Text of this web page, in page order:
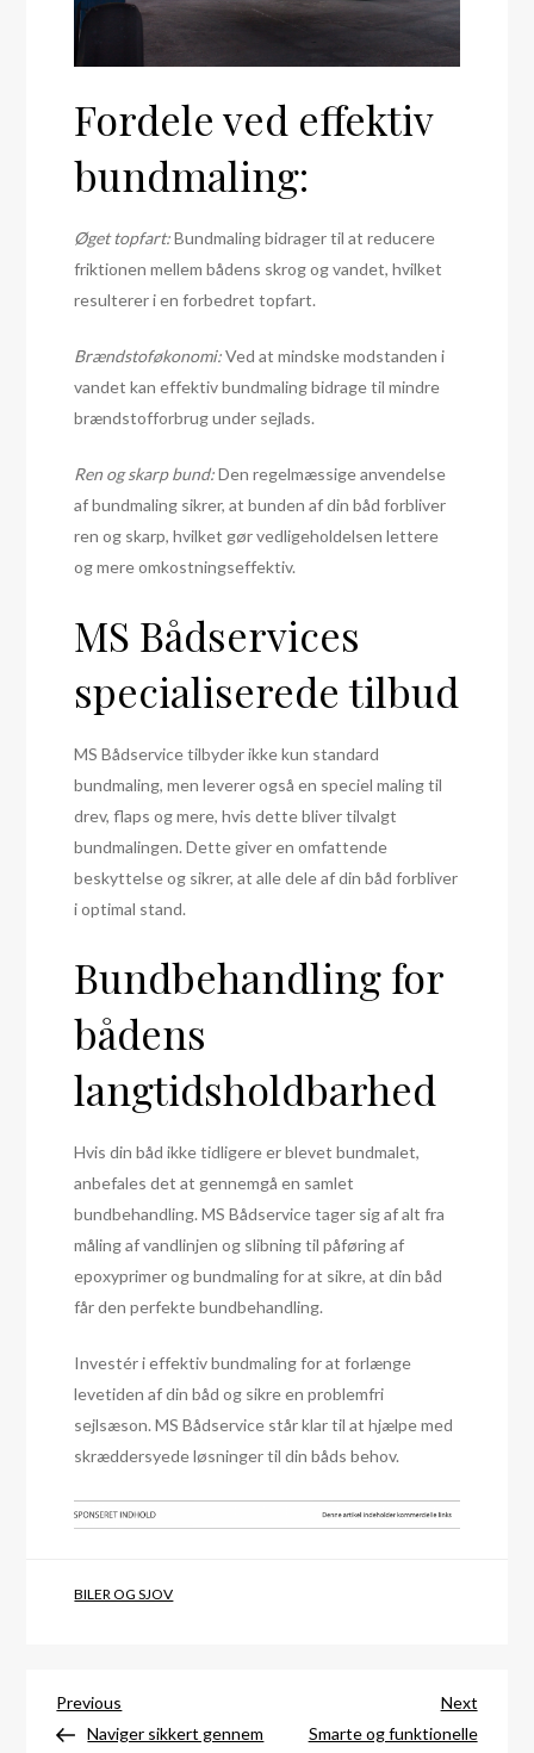
Fordele ved effektiv
bundmaling:
Øget topfart:Bundmaling bidrager til at reducere
friktionen mellem bådens skrog og vandet, hvilket
resulterer i en forbedret topfart.
Brændstoføkonomi:Ved at mindske modstanden i
vandet kan effektiv bundmaling bidrage til mindre
brændstofforbrug under sejlads.
Ren og skarp bund:Den regelmæssige anvendelse
af bundmaling sikrer, at bunden af din båd forbliver
ren og skarp, hvilket gør vedligeholdelsen lettere
og mere omkostningseffektiv.
MS Bådservices
specialiserede tilbud
MS Bådservice tilbyder ikke kun standard
bundmaling, men leverer også en speciel maling til
drev, flaps og mere, hvis dette bliver tilvalgt
bundmalingen. Dette giver en omfattende
beskyttelse og sikrer, at alle dele af din båd forbliver
i optimal stand.
Bundbehandling for
bådens
langtidsholdbarhed
Hvis din båd ikke tidligere er blevet bundmalet,
anbefales det at gennemgå en samlet
bundbehandling. MS Bådservice tager sig af alt fra
måling af vandlinjen og slibning til påføring af
epoxyprimer og bundmaling for at sikre, at din båd
får den perfekte bundbehandling.
Investér i effektiv bundmaling for at forlænge
levetiden af din båd og sikre en problemfri
sejlsæson. MS Bådservice står klar til at hjælpe med
skræddersyede løsninger til din båds behov.
BILER OG SJOV
Indlægsnavigation
Previous
Post
Previous
Naviger sikkert gennem
Next
Post
Next
Smarte og funktionelle